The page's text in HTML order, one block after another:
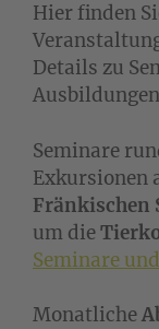
Hier finden
Details zu
Seminare
Exkursionen
Fränkischen
um die
Seminare
Monatliche